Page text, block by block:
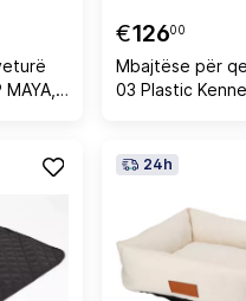
€12600
Mbajtëse për
03 Plastic
24h